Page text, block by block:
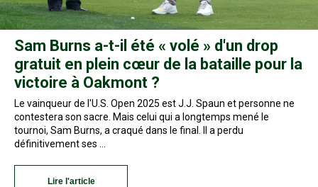
Sam Burns a-t-il été « volé » d'un drop
gratuit en plein cœur de la bataille pour la
victoire à Oakmont ?
Le vainqueur de l'U.S. Open 2025 est J.J. Spaun et personne ne
contestera son sacre. Mais celui qui a longtemps mené le
tournoi, Sam Burns, a craqué dans le final. Il a perdu
définitivement ses …
Lire l'article